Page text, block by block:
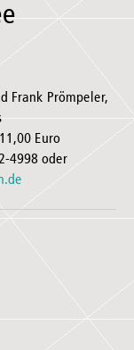
Frank Prömpeler,
Euro
4998 oder